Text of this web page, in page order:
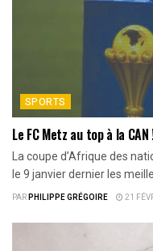
SPORTS
Le FC Metz au top à la CAN
La coupe d’Afrique des
le 9 janvier dernier les
PARPHILIPPE GRÉGOIRE 21